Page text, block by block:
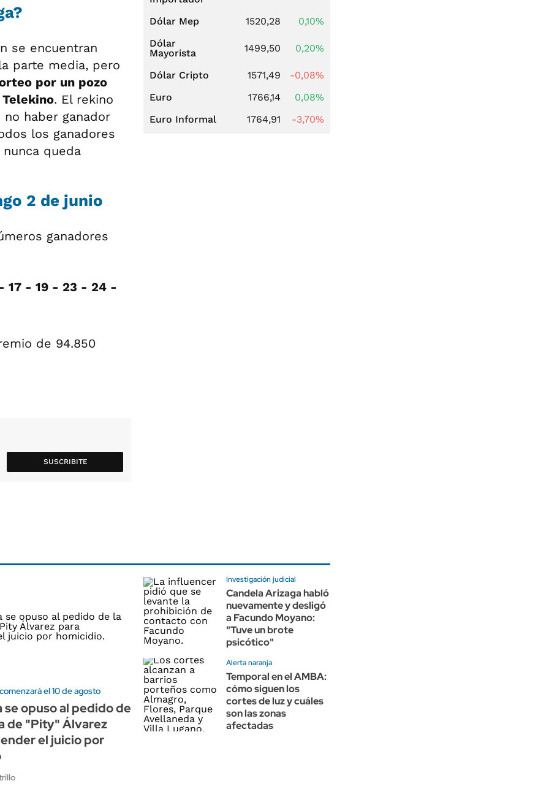
se encuentran
parte media, pero
por un pozo
. El rekino
haber ganador
los ganadores
queda
2 de junio
ganadores
17 - 19 - 23 - 24 -
de 94.850
SUSCRIBITE
Dólar Mep 1520,28
0,10%
Dólar
Mayorista
1499,50 0,20%
Dólar Cripto 1571,49
-0,08%
Euro
1766,14
0,08%
Euro Informal
1764,91 -3,70%
el 10 de agosto
se opuso al pedido de
de "Pity" Álvarez
el juicio por
Investigación judicial
Candela Arizaga habló
nuevamente y desligó
a Facundo Moyano:
"Tuve un brote
psicótico"
Alerta naranja
Temporal en el AMBA:
cómo siguen los
cortes de luz y cuáles
son las zonas
afectadas